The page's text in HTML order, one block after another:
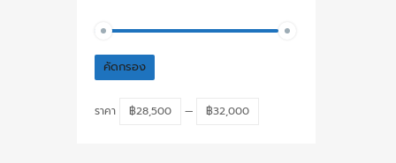
คัดกรอง
ราคา ฿28,500 — ฿32,000